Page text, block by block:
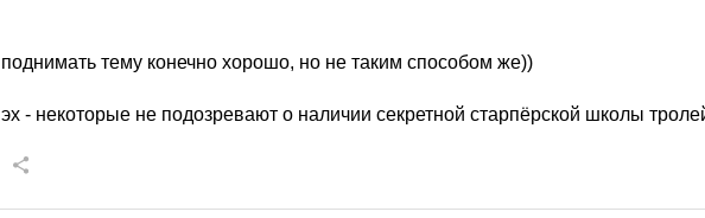
поднимать тему конечно хорошо, но не таким способом же))
эх - некоторые не подозревают о наличии секретной старпёрской школы